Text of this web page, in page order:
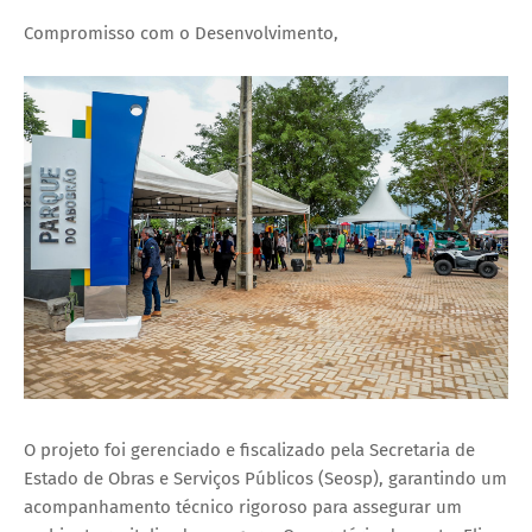
Compromisso com o Desenvolvimento,
O projeto foi gerenciado e fiscalizado pela Secretaria de
Estado de Obras e Serviços Públicos (Seosp), garantindo um
acompanhamento técnico rigoroso para assegurar um